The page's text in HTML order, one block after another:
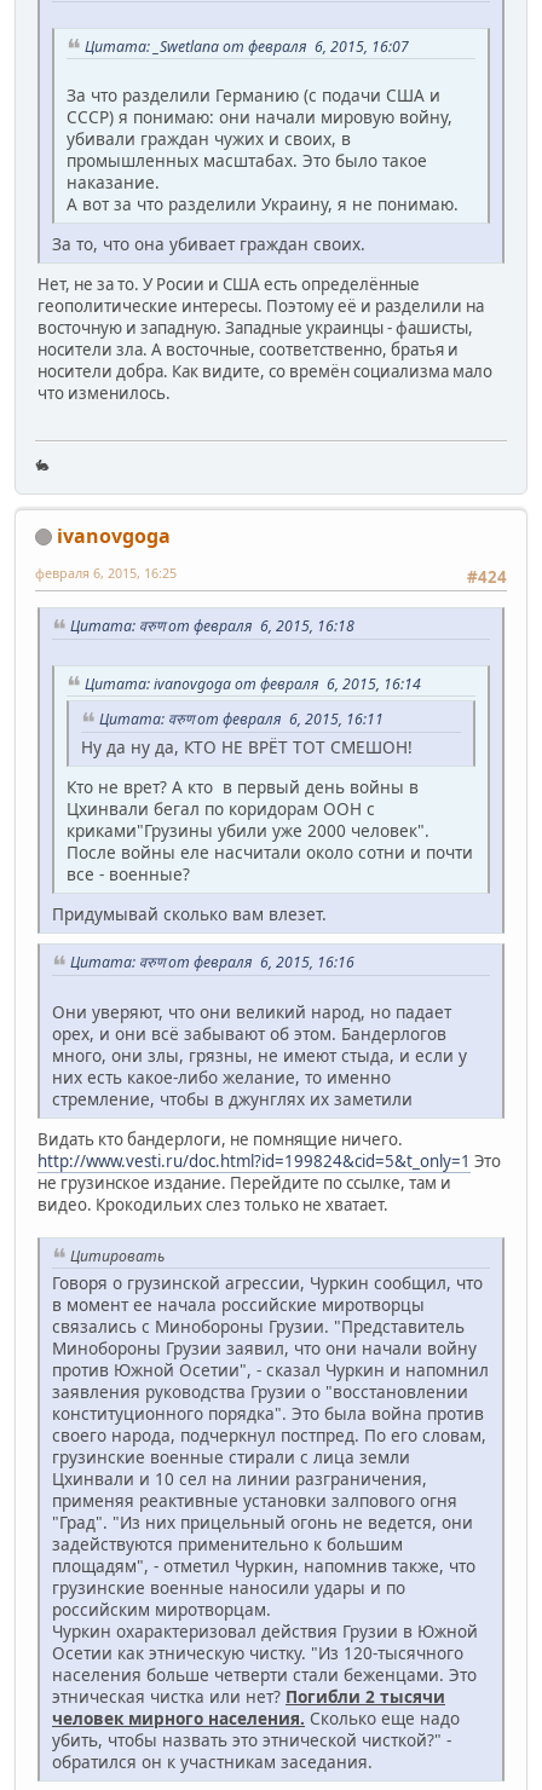
Цитата: _Swetlana от февраля 6, 2015, 16:07
За что разделили Германию (с подачи США и
СССР) я понимаю: они начали мировую войну,
убивали граждан чужих и своих, в
промышленных масштабах. Это было такое
наказание.
А вот за что разделили Украину, я не понимаю.
За то, что она убивает граждан своих.
Нет, не за то. У Росии и США есть определённые
геополитические интересы. Поэтому её и разделили на
восточную и западную. Западные украинцы - фашисты,
носители зла. А восточные, соответственно, братья и
носители добра. Как видите, со времён социализма мало
что изменилось.
🐇
ivanovgoga
#424
февраля 6, 2015, 16:25
Цитата: वरुण от февраля 6, 2015, 16:18
Цитата: ivanovgoga от февраля 6, 2015, 16:14
Цитата: वरुण от февраля 6, 2015, 16:11
Ну да ну да, КТО НЕ ВРЁТ ТОТ СМЕШОН!
Кто не врет? А кто в первый день войны в
Цхинвали бегал по коридорам ООН с
криками"Грузины убили уже 2000 человек".
После войны еле насчитали около сотни и почти
все - военные?
Придумывай сколько вам влезет.
Цитата: वरुण от февраля 6, 2015, 16:16
Они уверяют, что они великий народ, но падает
орех, и они всё забывают об этом. Бандерлогов
много, они злы, грязны, не имеют стыда, и если у
них есть какое-либо желание, то именно
стремление, чтобы в джунглях их заметили
Видать кто бандерлоги, не помнящие ничего.
http://www.vesti.ru/doc.html?id=199824&cid=5&t_only=1 Это
не грузинское издание. Перейдите по ссылке, там и
видео. Крокодильих слез только не хватает.
Цитировать
Говоря о грузинской агрессии, Чуркин сообщил, что
в момент ее начала российские миротворцы
связались с Минобороны Грузии. "Представитель
Минобороны Грузии заявил, что они начали войну
против Южной Осетии", - сказал Чуркин и напомнил
заявления руководства Грузии о "восстановлении
конституционного порядка". Это была война против
своего народа, подчеркнул постпред. По его словам,
грузинские военные стирали с лица земли
Цхинвали и 10 сел на линии разграничения,
применяя реактивные установки залпового огня
"Град". "Из них прицельный огонь не ведется, они
задействуются применительно к большим
площадям", - отметил Чуркин, напомнив также, что
грузинские военные наносили удары и по
российским миротворцам.
Чуркин охарактеризовал действия Грузии в Южной
Осетии как этническую чистку. "Из 120-тысячного
населения больше четверти стали беженцами. Это
этническая чистка или нет? Погибли 2 тысячи
человек мирного населения. Сколько еще надо
убить, чтобы назвать это этнической чисткой?" -
обратился он к участникам заседания.